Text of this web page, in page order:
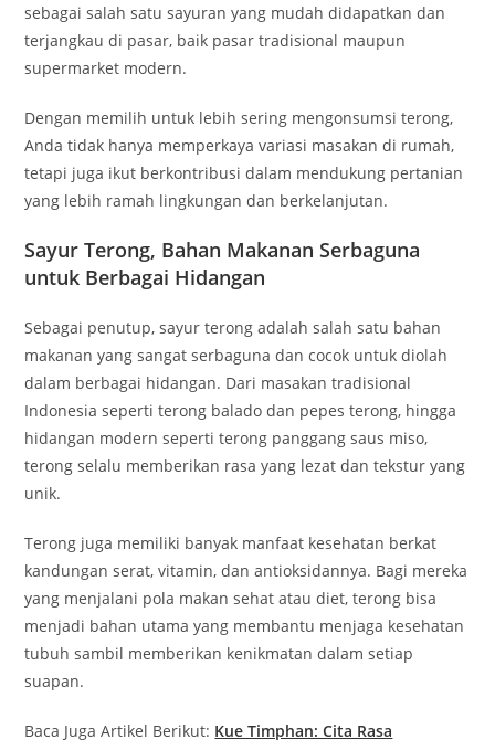
sebagai salah satu sayuran yang mudah didapatkan dan
terjangkau di pasar, baik pasar tradisional maupun
supermarket modern.
Dengan memilih untuk lebih sering mengonsumsi terong,
Anda tidak hanya memperkaya variasi masakan di rumah,
tetapi juga ikut berkontribusi dalam mendukung pertanian
yang lebih ramah lingkungan dan berkelanjutan.
Sayur Terong, Bahan Makanan Serbaguna
untuk Berbagai Hidangan
Sebagai penutup, sayur terong adalah salah satu bahan
makanan yang sangat serbaguna dan cocok untuk diolah
dalam berbagai hidangan. Dari masakan tradisional
Indonesia seperti terong balado dan pepes terong, hingga
hidangan modern seperti terong panggang saus miso,
terong selalu memberikan rasa yang lezat dan tekstur yang
unik.
Terong juga memiliki banyak manfaat kesehatan berkat
kandungan serat, vitamin, dan antioksidannya. Bagi mereka
yang menjalani pola makan sehat atau diet, terong bisa
menjadi bahan utama yang membantu menjaga kesehatan
tubuh sambil memberikan kenikmatan dalam setiap
suapan.
Baca Juga Artikel Berikut: Kue Timphan: Cita Rasa